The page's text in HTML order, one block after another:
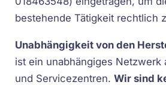
bestehende Tätigkeit rechtlich
Unabhängigkeit von den
ist ein unabhängiges Netzwerk
und Servicezentren.Wir sind